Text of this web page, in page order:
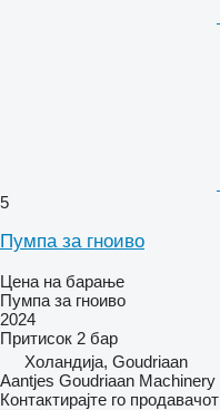
5
Пумпа за гноиво
Цена на барање
Пумпа за гноиво
2024
Притисок 2 бар
Холандија, Goudriaan
Aantjes Goudriaan Machinery
Контактирајте го продавачот